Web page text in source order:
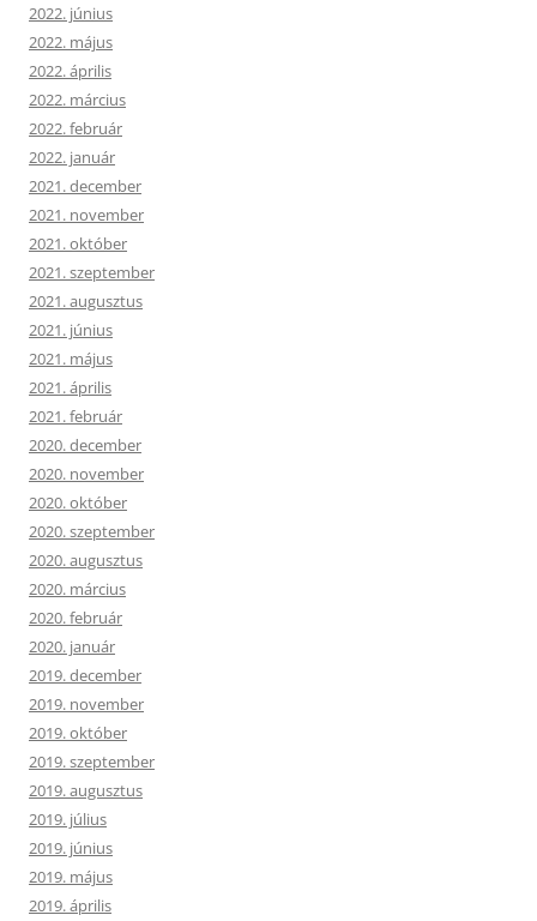
2022. június
2022. május
2022. április
2022. március
2022. február
2022. január
2021. december
2021. november
2021. október
2021. szeptember
2021. augusztus
2021. június
2021. május
2021. április
2021. február
2020. december
2020. november
2020. október
2020. szeptember
2020. augusztus
2020. március
2020. február
2020. január
2019. december
2019. november
2019. október
2019. szeptember
2019. augusztus
2019. július
2019. június
2019. május
2019. április